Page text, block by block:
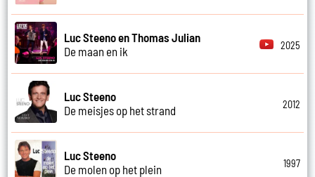
Luc Steeno en Thomas Julian
De maan en ik
2025
Luc Steeno
De meisjes op het strand
2012
Luc Steeno
De molen op het plein
1997